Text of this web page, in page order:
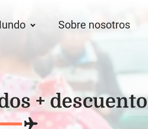
Sobre nosotros
+ descuento